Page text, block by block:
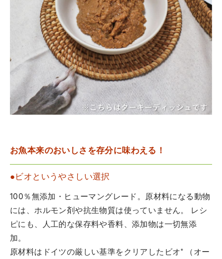
お魚本来のおいしさを存分に味わえる！
●ビオというやさしい選択
100％無添加・ヒューマングレード。原材料になる動物
には、ホルモン剤や抗生物質は使っていません。 レシ
ピにも、人工的な保存料や香料、添加物は一切無添
加。
原材料はドイツの厳しい基準をクリアしたビオ* （オー